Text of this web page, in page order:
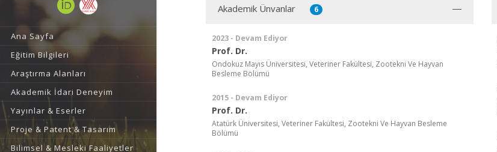
Ana Sayfa
Eğitim Bilgileri
Araştırma Alanları
Akademik İdari Deneyim
Yayınlar & Eserler
Proje & Patent & Tasarım
Bilimsel & Mesleki Faaliyetler
Akademik Ünvanlar 6
2023 - Devam Ediyor
Prof. Dr.
Ondokuz Mayıs Üniversitesi, Veteriner Fakültesi, Zootekni Ve Hayvan
Besleme Bölümü
2015 - Devam Ediyor
Prof. Dr.
Atatürk Üniversitesi, Veteriner Fakültesi, Zootekni Ve Hayvan Besleme
Bölümü